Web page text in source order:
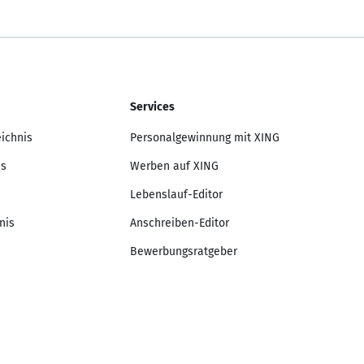
Services
Personalgewinnung mit XING
Werben auf XING
Lebenslauf-Editor
Anschreiben-Editor
Bewerbungsratgeber